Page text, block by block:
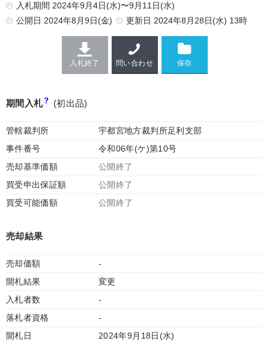
入札期間 2024年9月4日(水)〜9月11日(水)
公開日 2024年8月9日(金) 更新日 2024年8月28日(水) 13時
入札終了 問い合わせ
期間入札 (初出品)
管轄裁判所
宇都宮地方裁判所足利支部
事件番号
令和06年(ケ)第10号
売却基準価額
公開終了
買受申出保証額
公開終了
買受可能価額
公開終了
売却結果
売却価額
-
開札結果
変更
入札者数
-
落札者資格
-
開札日
2024年9月18日(水)